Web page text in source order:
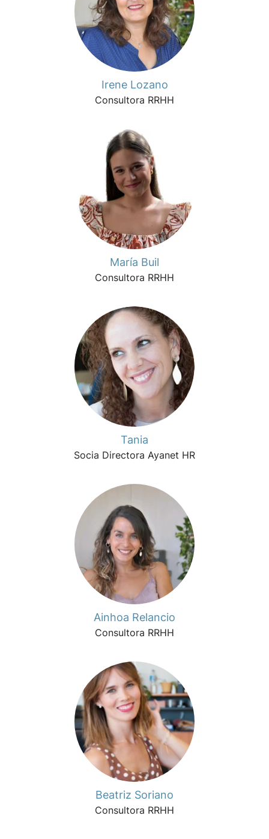
Irene Lozano
Consultora RRHH
María Buil
Consultora RRHH
Tania
Socia Directora Ayanet HR
Ainhoa Relancio
Consultora RRHH
Beatriz Soriano
Consultora RRHH